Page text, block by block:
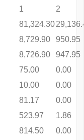
1
2
81,324.30
8,729.90
950.95
8,726.90
947.95
75.00
0.00
10.00
0.00
81.17
0.00
523.97
1.86
814.50 0.00